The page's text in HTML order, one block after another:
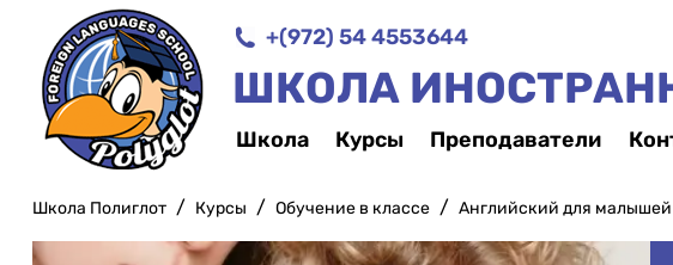
+(972) 54 4553644
ШКОЛА
Школа Курсы Преподаватели
Школа Полиглот / Курсы / Обучение в классе / Английский для малышей